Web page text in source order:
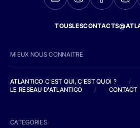
MIEUX NOUS CONNAITRE
ATLANTICO C'EST QUI, C'EST QUOI ?
/
LE RESEAU D'ATLANTICO
/ CONTACT
CATEGORIES